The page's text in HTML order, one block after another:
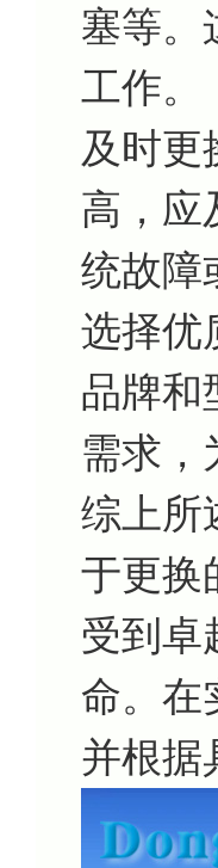
塞等。
工作。
及时更
高，应
统故障
选择优
品牌和
需求，
综上所
于更换
受到卓
命。在
并根据